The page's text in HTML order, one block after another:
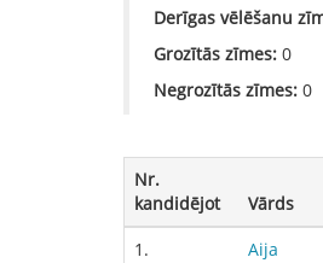
Derīgas vēlēšanu
Grozītās zīmes: 0
Negrozītās zīmes: 0
Nr.
kandidējot
Vārds
1.
Aija